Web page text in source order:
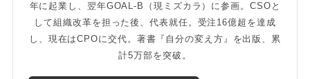
年に起業し、翌年GOAL-B（現ミズカラ）に参画。CSOと
して組織改革を担った後、代表就任。受注16億超を達成
し、現在はCPOに交代。著書『自分の変え方』を出版、累
計5万部を突破。